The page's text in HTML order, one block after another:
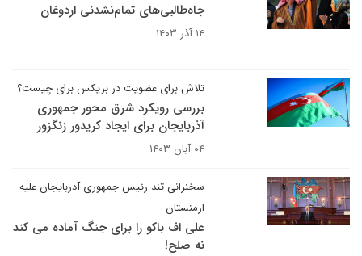
جاه‌طالبی‌های تمام‌نشدنی اردوغان
۱۴ آذر ۱۴۰۳
تلاش برای عضویت در بریکس برای چیست؟
بررسی رویکرد شرق محور جمهوری
آذربایجان برای ایجاد کریدور زنگزور
۰۴ آبان ۱۴۰۳
سخنرانی تند رئیس جمهوری آذربایجان علیه
ارمنستان
علی اف باکو را برای جنگ آماده می کند
نه صلح!